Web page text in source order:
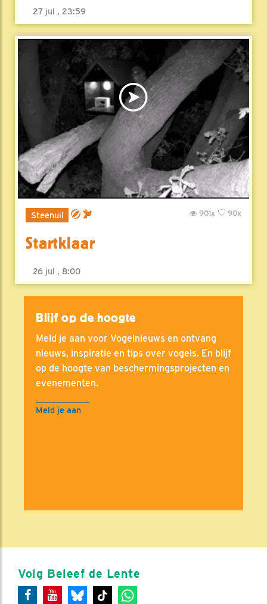
27 jul , 23:59
Steenuil 90x
901x
Startklaar
26 jul , 8:00
Blijf op de hoogte
Meld je aan voor Vogelnieuws en ontvang
nieuws, inspiratie en tips over vogels. En blijf
op de hoogte van beschermingsprojecten en
evenementen.
Meld je aan
Volg Beleef de Lente